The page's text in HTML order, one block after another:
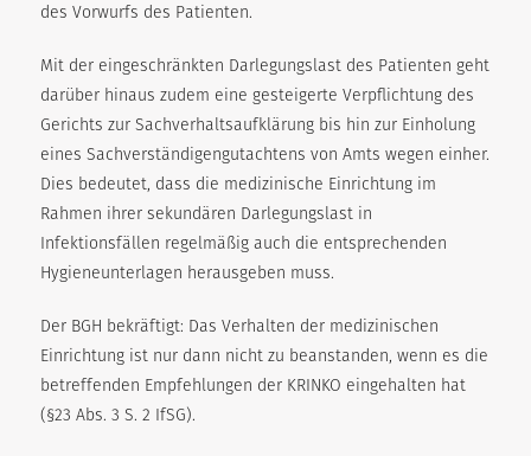
des Vorwurfs des Patienten.
Mit der eingeschränkten Darlegungslast des Patienten geht
darüber hinaus zudem eine gesteigerte Verpflichtung des
Gerichts zur Sachverhaltsaufklärung bis hin zur Einholung
eines Sachverständigengutachtens von Amts wegen einher.
Dies bedeutet, dass die medizinische Einrichtung im
Rahmen ihrer sekundären Darlegungslast in
Infektionsfällen regelmäßig auch die entsprechenden
Hygieneunterlagen herausgeben muss.
Der BGH bekräftigt: Das Verhalten der medizinischen
Einrichtung ist nur dann nicht zu beanstanden, wenn es die
betreffenden Empfehlungen der KRINKO eingehalten hat
(§23 Abs. 3 S. 2 IfSG).